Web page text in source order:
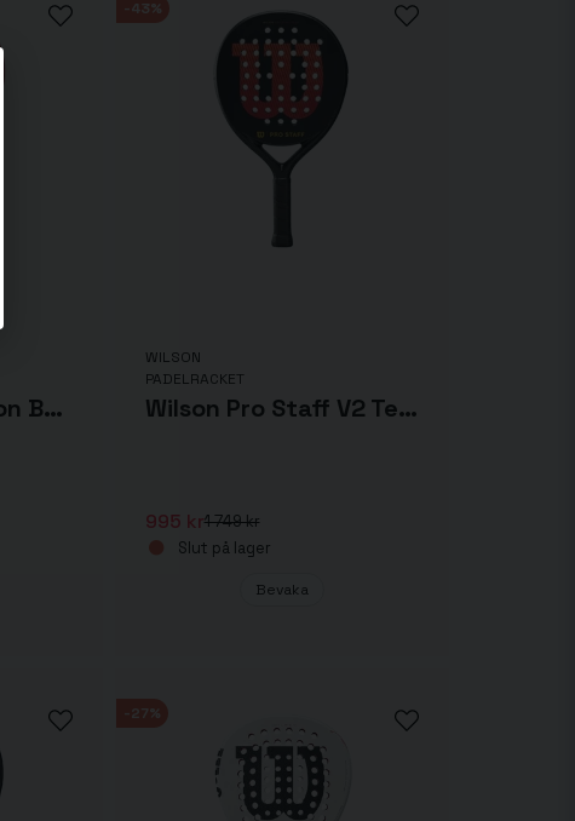
Padelracket Wilson Bela Team v2 2023
WILSON
PADELRACKET
Wilson Pro Staff V2 Team
1 749 kr
995 kr
Slut på lager
Bevaka
-43%
-27%